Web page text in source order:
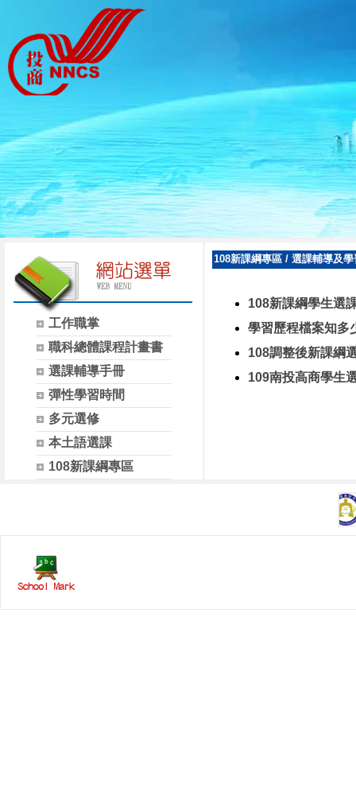
工作職掌
職科總體課程計畫書
選課輔導手冊
彈性學習時間
多元選修
本土語選課
108新課綱專區
108新課綱專區 / 選課輔導及學
108新課綱學生選
學習歷程檔案知多
108調整後新課綱
109南投高商學生